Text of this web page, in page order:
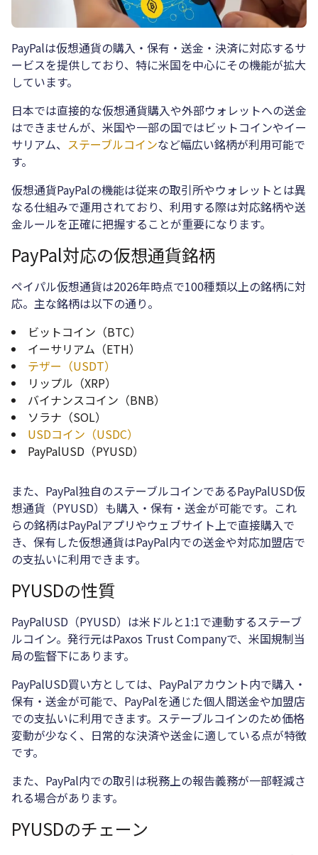
PayPalは仮想通貨の購入・保有・送金・決済に対応するサ
ービスを提供しており、特に米国を中心にその機能が拡大
しています。
日本では直接的な仮想通貨購入や外部ウォレットへの送金
はできませんが、米国や一部の国ではビットコインやイー
サリアム、 ステーブルコインなど幅広い銘柄が利用可能で
す。
仮想通貨PayPalの機能は従来の取引所やウォレットとは異
なる仕組みで運用されており、利用する際は対応銘柄や送
金ルールを正確に把握することが重要になります。
PayPal対応の仮想通貨銘柄
ペイパル仮想通貨は2026年時点で100種類以上の銘柄に対
応。主な銘柄は以下の通り。
ビットコイン（BTC）
イーサリアム（ETH）
テザー（USDT）
リップル（XRP）
バイナンスコイン（BNB）
ソラナ（SOL）
USDコイン（USDC）
PayPalUSD（PYUSD）
また、PayPal独自のステーブルコインであるPayPalUSD仮
想通貨（PYUSD）も購入・保有・送金が可能です。これ
らの銘柄はPayPalアプリやウェブサイト上で直接購入で
き、保有した仮想通貨はPayPal内での送金や対応加盟店で
の支払いに利用できます。
PYUSDの性質
PayPalUSD（PYUSD）は米ドルと1:1で連動するステーブ
ルコイン。発行元はPaxos Trust Companyで、米国規制当
局の監督下にあります。
PayPalUSD買い方としては、PayPalアカウント内で購入・
保有・送金が可能で、PayPalを通じた個人間送金や加盟店
での支払いに利用できます。ステーブルコインのため価格
変動が少なく、日常的な決済や送金に適している点が特徴
です。
また、PayPal内での取引は税務上の報告義務が一部軽減さ
れる場合があります。
PYUSDのチェーン